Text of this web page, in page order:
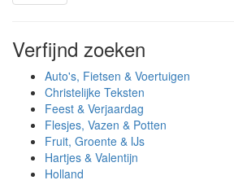
Verfijnd zoeken
Auto's, Fietsen & Voertuigen
Christelijke Teksten
Feest & Verjaardag
Flesjes, Vazen & Potten
Fruit, Groente & IJs
Hartjes & Valentijn
Holland